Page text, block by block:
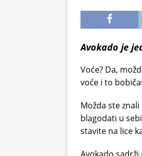
Avokado je
Voće? Da,
voće i to
Možda ste
blagodati u
stavite na lice